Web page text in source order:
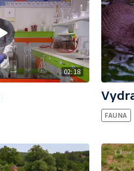
02:18
FAUNA